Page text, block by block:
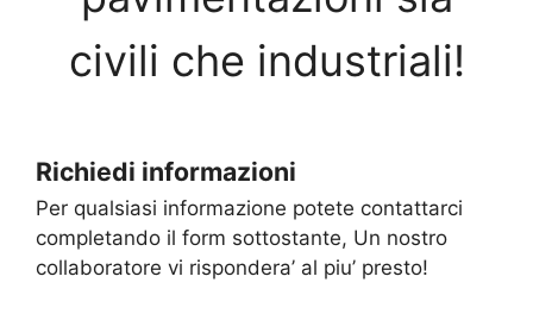
civili che industriali!
Richiedi informazioni
Per qualsiasi informazione potete contattarci
completando il form sottostante, Un nostro
collaboratore vi rispondera’ al piu’ presto!